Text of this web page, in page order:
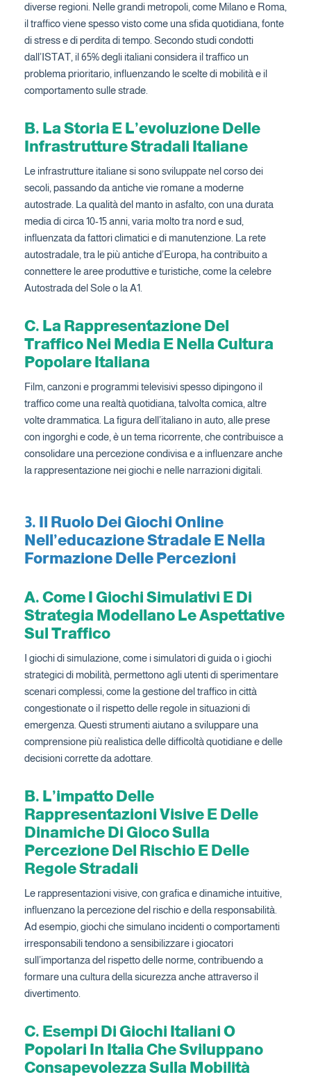
diverse regioni. Nelle grandi metropoli, come Milano e Roma,
il traffico viene spesso visto come una sfida quotidiana, fonte
di stress e di perdita di tempo. Secondo studi condotti
dall’ISTAT, il 65% degli italiani considera il traffico un
problema prioritario, influenzando le scelte di mobilità e il
comportamento sulle strade.
B. La Storia E L’evoluzione Delle
Infrastrutture Stradali Italiane
Le infrastrutture italiane si sono sviluppate nel corso dei
secoli, passando da antiche vie romane a moderne
autostrade. La qualità del manto in asfalto, con una durata
media di circa 10-15 anni, varia molto tra nord e sud,
influenzata da fattori climatici e di manutenzione. La rete
autostradale, tra le più antiche d’Europa, ha contribuito a
connettere le aree produttive e turistiche, come la celebre
Autostrada del Sole o la A1.
C. La Rappresentazione Del
Traffico Nei Media E Nella Cultura
Popolare Italiana
Film, canzoni e programmi televisivi spesso dipingono il
traffico come una realtà quotidiana, talvolta comica, altre
volte drammatica. La figura dell’italiano in auto, alle prese
con ingorghi e code, è un tema ricorrente, che contribuisce a
consolidare una percezione condivisa e a influenzare anche
la rappresentazione nei giochi e nelle narrazioni digitali.
3. Il Ruolo Dei Giochi Online
Nell’educazione Stradale E Nella
Formazione Delle Percezioni
A. Come I Giochi Simulativi E Di
Strategia Modellano Le Aspettative
Sul Traffico
I giochi di simulazione, come i simulatori di guida o i giochi
strategici di mobilità, permettono agli utenti di sperimentare
scenari complessi, come la gestione del traffico in città
congestionate o il rispetto delle regole in situazioni di
emergenza. Questi strumenti aiutano a sviluppare una
comprensione più realistica delle difficoltà quotidiane e delle
decisioni corrette da adottare.
B. L’impatto Delle
Rappresentazioni Visive E Delle
Dinamiche Di Gioco Sulla
Percezione Del Rischio E Delle
Regole Stradali
Le rappresentazioni visive, con grafica e dinamiche intuitive,
influenzano la percezione del rischio e della responsabilità.
Ad esempio, giochi che simulano incidenti o comportamenti
irresponsabili tendono a sensibilizzare i giocatori
sull’importanza del rispetto delle norme, contribuendo a
formare una cultura della sicurezza anche attraverso il
divertimento.
C. Esempi Di Giochi Italiani O
Popolari In Italia Che Sviluppano
Consapevolezza Sulla Mobilità